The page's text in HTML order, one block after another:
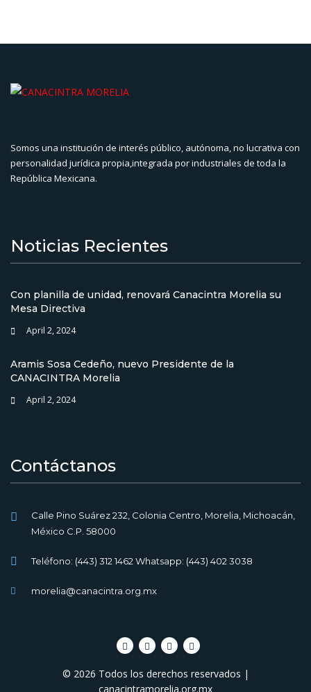
Somos una institución de interés público, autónoma, no lucrativa con
personalidad jurídica propia,integrada por industriales de toda la
República Mexicana.
Noticias Recientes
Con planilla de unidad, renovará Canacintra Morelia su
Mesa Directiva
April 2, 2024
Aramis Sosa Cedeño, nuevo Presidente de la
CANACINTRA Morelia
April 2, 2024
Contáctanos
Calle Pino Suárez 232, Colonia Centro, Morelia, Michoacán,
México C.P. 58000
Teléfono: (443) 312 1462 Whatsapp: (443) 402 3038
morelia@canacintra.org.mx
© 2026 Todos los derechos reservados |
canacintramorelia.org.mx